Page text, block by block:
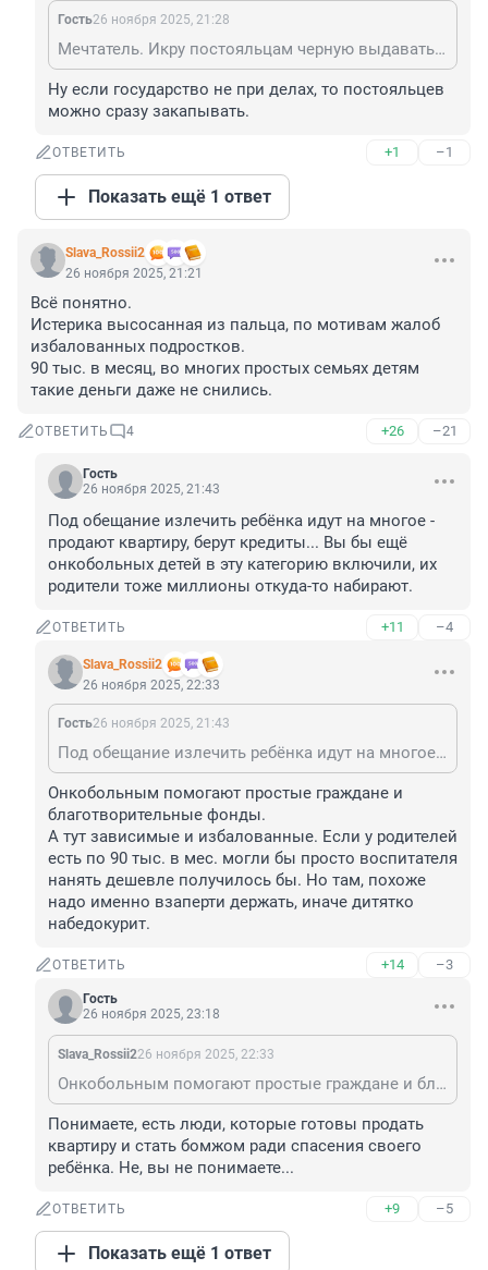
Гость26 ноября 2025, 21:28
Мечтатель. Икру постояльцам черную выдавать по выходным.
Ну если государство не при делах, то постояльцев
можно сразу закапывать.
ОТВЕТИТЬ +1 –1
Показать ещё 1 ответ
Slava_Rossii2
26 ноября 2025, 21:21
Всё понятно.
Истерика высосанная из пальца, по мотивам жалоб
избалованных подростков.
90 тыс. в месяц, во многих простых семьях детям
такие деньги даже не снились.
ОТВЕТИТЬ 4 +26 –21
Гость
26 ноября 2025, 21:43
Под обещание излечить ребёнка идут на многое -
продают квартиру, берут кредиты... Вы бы ещё
онкобольных детей в эту категорию включили, их
родители тоже миллионы откуда-то набирают.
ОТВЕТИТЬ +11 –4
Slava_Rossii2
26 ноября 2025, 22:33
Гость26 ноября 2025, 21:43
Под обещание излечить ребёнка идут на многое - продают квартиру, берут кредиты... Вы бы ещё онкобольных детей в эту категорию включили, их родители тоже миллионы откуда-то набирают.
Онкобольным помогают простые граждане и
благотворительные фонды.
А тут зависимые и избалованные. Если у родителей
есть по 90 тыс. в мес. могли бы просто воспитателя
нанять дешевле получилось бы. Но там, похоже
надо именно взаперти держать, иначе дитятко
набедокурит.
ОТВЕТИТЬ +14 –3
Гость
26 ноября 2025, 23:18
Slava_Rossii226 ноября 2025, 22:33
Онкобольным помогают простые граждане и благотворительные фонды. А тут зависимые и избалованные. Если у родителей есть по 90 тыс. в мес. могли бы просто воспитателя нанять дешевле получилось бы. Но там, похоже надо именно взаперти держать, иначе дитятко набедокурит.
Понимаете, есть люди, которые готовы продать
квартиру и стать бомжом ради спасения своего
ребёнка. Не, вы не понимаете...
ОТВЕТИТЬ +9 –5
Показать ещё 1 ответ